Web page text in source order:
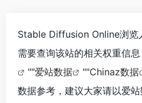
Stable Diffusion Online浏览
需要查询该站的相关权重信
""爱站数据 ""Chinaz数据
数据参考，建议大家请以爱